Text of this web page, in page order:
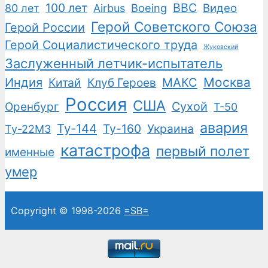
80 лет 100 лет Airbus Boeing ВВС Видео
Герой России Герой Советского Союза
Герой Социалистического труда Жуковский
Заслуженный летчик-испытатель
Индия Китай Клуб Героев МАКС Москва
Оренбург Россия США Сухой Т-50
Ту-22М3 Ту-144 Ту-160 Украина авария
именные катастрофа первый полет
умер
Copyright © 1998-2026 =SB=